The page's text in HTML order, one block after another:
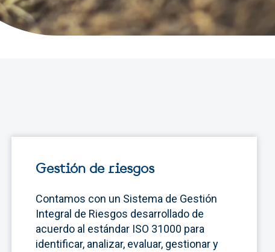
Gestión de riesgos
Contamos con un Sistema de Gestión
Integral de Riesgos desarrollado de
acuerdo al estándar ISO 31000 para
identificar, analizar, evaluar, gestionar y